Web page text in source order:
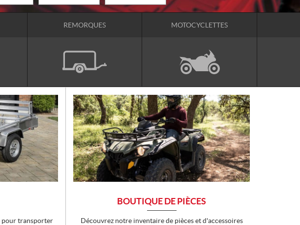
REMORQUES MOTOCYCLETTES
pour transporter
BOUTIQUE DE PIÈCES
Découvrez notre inventaire de pièces et d'accessoires